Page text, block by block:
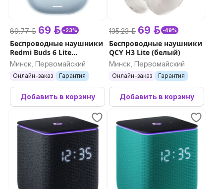
89.77 р. 69 р. -23%
Беспроводные наушники
Redmi Buds 6 Lite
(голубой)
Минск, Первомайский
Онлайн-заказ Гарантия
Добавить в корзину
135.23 р. 69 р. -49%
Беспроводные наушники
QCY H3 Lite (белый)
Минск, Первомайский
Онлайн-заказ Гарантия
Добавить в корзину